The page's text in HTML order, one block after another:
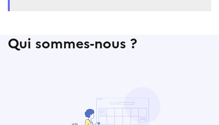
Qui sommes-nous ?